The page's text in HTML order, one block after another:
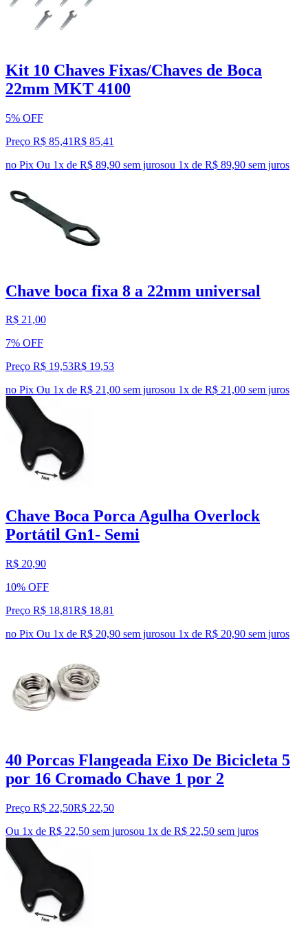
Kit 10 Chaves Fixas/Chaves de Boca
22mm MKT 4100
5% OFF
Preço R$ 85,41R$ 85,41
no Pix Ou 1x de R$ 89,90 sem jurosou 1x de R$ 89,90 sem juros
Chave boca fixa 8 a 22mm universal
R$ 21,00
7% OFF
Preço R$ 19,53R$ 19,53
no Pix Ou 1x de R$ 21,00 sem jurosou 1x de R$ 21,00 sem juros
Chave Boca Porca Agulha Overlock
Portátil Gn1- Semi
R$ 20,90
10% OFF
Preço R$ 18,81R$ 18,81
no Pix Ou 1x de R$ 20,90 sem jurosou 1x de R$ 20,90 sem juros
40 Porcas Flangeada Eixo De Bicicleta 5
por 16 Cromado Chave 1 por 2
Preço R$ 22,50R$ 22,50
Ou 1x de R$ 22,50 sem jurosou 1x de R$ 22,50 sem juros